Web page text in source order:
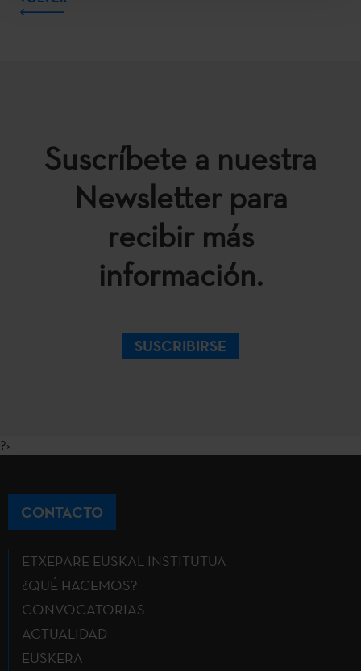
Suscríbete a nuestra
Newsletter para
recibir más
información.
SUSCRIBIRSE
?>
CONTACTO
ETXEPARE EUSKAL INSTITUTUA
¿QUÉ HACEMOS?
CONVOCATORIAS
ACTUALIDAD
EUSKERA